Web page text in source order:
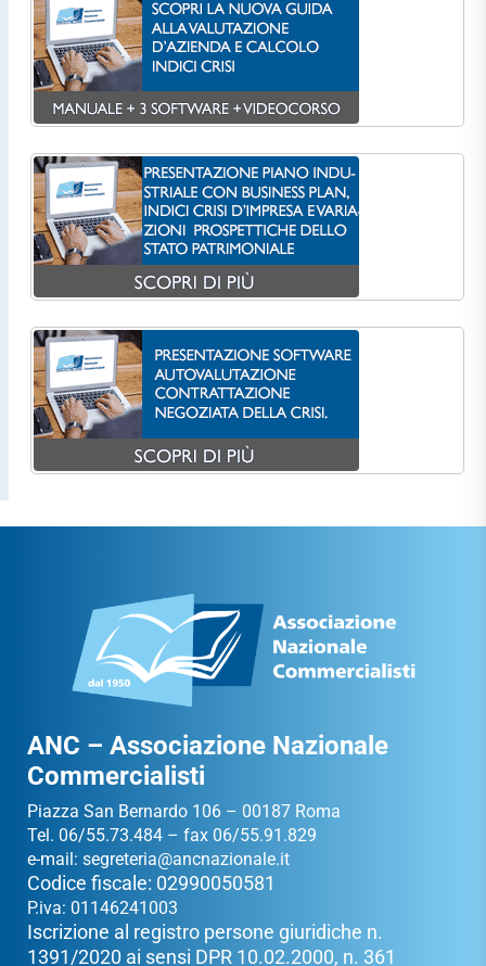
ANC – Associazione Nazionale
Commercialisti
Piazza San Bernardo 106 – 00187 Roma
Tel. 06/55.73.484 – fax 06/55.91.829
e-mail: segreteria@ancnazionale.it
Codice fiscale: 02990050581
P.iva: 01146241003
Iscrizione al registro persone giuridiche n.
1391/2020 ai sensi DPR 10.02.2000, n. 361